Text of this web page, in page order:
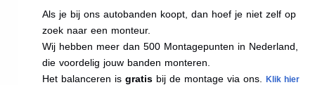
Als je bij ons autobanden koopt, dan hoef je niet zelf op
zoek naar een monteur.
Wij hebben meer dan 500 Montagepunten in Nederland,
die voordelig jouw banden monteren.
Het balanceren is gratis bij de montage via ons. Klik hier